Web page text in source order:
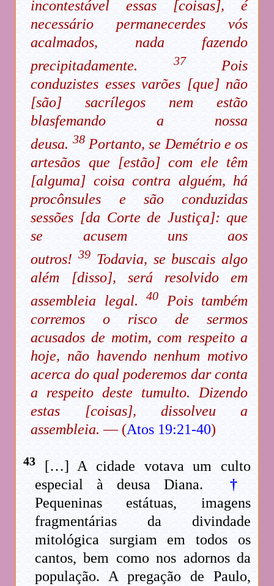
incontestável essas [coisas], é
necessário permanecerdes vós
acalmados, nada fazendo
precipitadamente.
37 Pois
conduzistes esses varões [que] não
[são] sacrílegos nem estão
blasfemando a nossa
deusa. 38Portanto, se Demétrio e os
artesãos que [estão] com ele têm
[alguma] coisa contra alguém, há
procônsules e são conduzidas
sessões [da Corte de Justiça]: que
se acusem uns aos
outros!39 Todavia, se buscais algo
além [disso], será resolvido em
assembleia legal.40
Pois também
corremos o risco de sermos
acusados de motim, com respeito a
hoje, não havendo nenhum motivo
acerca do qual poderemos dar conta
a respeito deste tumulto. Dizendo
estas [coisas], dissolveu a
assembleia.— (Atos 19:21-40)
43 […] A cidade votava um culto
especial à deusa Diana.
†
Pequeninas estátuas, imagens
fragmentárias da divindade
mitológica surgiam em todos os
cantos, bem como nos adornos da
população. A pregação de Paulo,